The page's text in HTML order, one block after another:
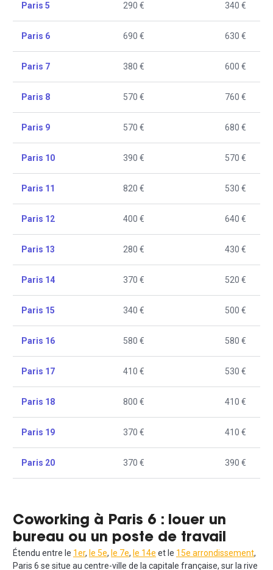
Paris 5 290 € 340 €
Paris 6 690 € 630 €
Paris 7 380 € 600 €
Paris 8 570 € 760 €
Paris 9 570 € 680 €
Paris 10 390 € 570 €
Paris 11 820 € 530 €
Paris 12 400 € 640 €
Paris 13 280 € 430 €
Paris 14 370 € 520 €
Paris 15 340 € 500 €
Paris 16 580 € 580 €
Paris 17 410 € 530 €
Paris 18 800 € 410 €
Paris 19 370 € 410 €
Paris 20 370 € 390 €
Coworking à Paris 6 : louer un
bureau ou un poste de travail
Étendu entre le 1er, le 5e, le 7e, le 14e et le 15e arrondissement,
Paris 6 se situe au centre-ville de la capitale française, sur la rive